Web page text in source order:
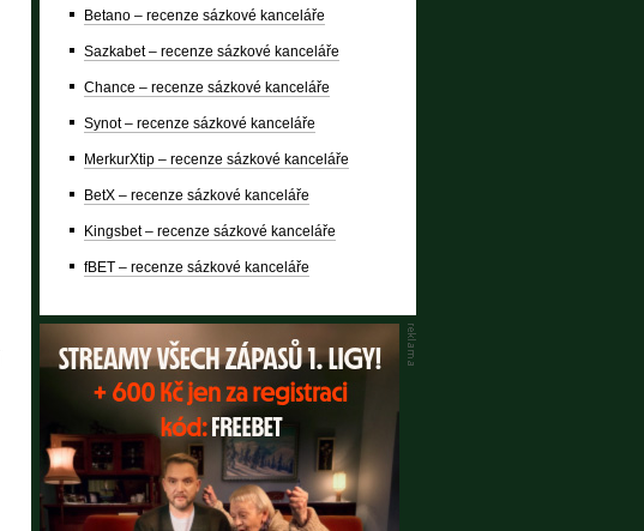
Betano – recenze sázkové kanceláře
Sazkabet – recenze sázkové kanceláře
Chance – recenze sázkové kanceláře
Synot – recenze sázkové kanceláře
MerkurXtip – recenze sázkové kanceláře
BetX – recenze sázkové kanceláře
Kingsbet – recenze sázkové kanceláře
fBET – recenze sázkové kanceláře